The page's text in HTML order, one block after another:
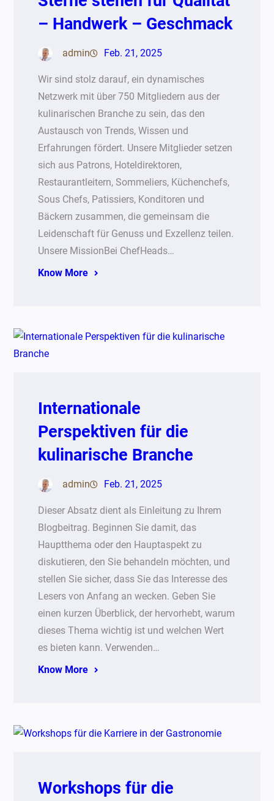
– Handwerk – Geschmack
admin Feb. 21, 2025
Wir sind stolz darauf, ein dynamisches
Netzwerk mit über 750 Mitgliedern aus der
kulinarischen Branche zu sein, das den
Austausch von Trends, Wissen und
Erfahrungen fördert. Unsere Mitglieder setzen
sich aus Patrons, Hoteldirektoren,
Restaurantleitern, Sommeliers, Küchenchefs,
Sous Chefs, Patissiers, Konditoren und
Bäckern zusammen, die gemeinsam die
Leidenschaft für Genuss und Exzellenz teilen.
Unsere MissionBei ChefHeads…
Know More
Internationale
Perspektiven für die
kulinarische Branche
admin Feb. 21, 2025
Dieser Absatz dient als Einleitung zu Ihrem
Blogbeitrag. Beginnen Sie damit, das
Hauptthema oder den Hauptaspekt zu
diskutieren, den Sie behandeln möchten, und
stellen Sie sicher, dass Sie das Interesse des
Lesers von Anfang an wecken. Geben Sie
einen kurzen Überblick, der hervorhebt, warum
dieses Thema wichtig ist und welchen Wert
es bieten kann. Verwenden…
Know More
Workshops für die